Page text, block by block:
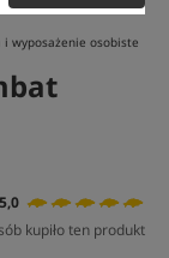
i wyposażenie osobiste
5,0
kupiło ten produkt